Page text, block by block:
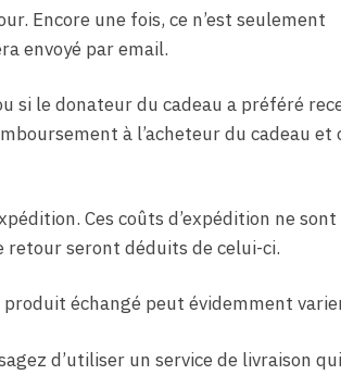
Encore une fois, ce n’est seulement
envoyé par email.
si le donateur du cadeau a préféré
à l’acheteur du cadeau et
Ces coûts d’expédition ne sont
retour seront déduits de celui-ci.
échangé peut évidemment
d’utiliser un service de livraison qui